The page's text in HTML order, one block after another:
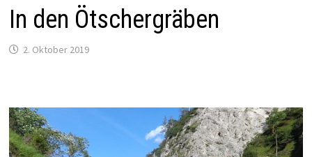
In den Ötschergräben
2. Oktober 2019